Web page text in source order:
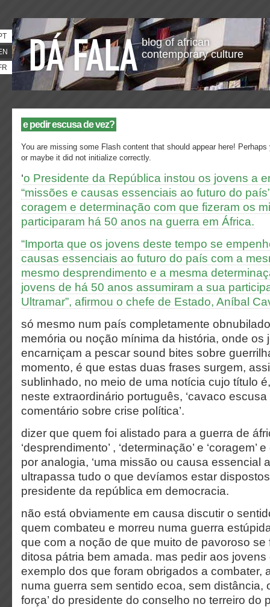
blog of african
contemporary culture
e pedir escusa de vez?
You are missing some Flash content that should appear here!
or maybe it did not initialize correctly.
‘o Presidente da República instou os jovens a
“missões e causas essenciais ao futuro do
coragem e determinação com que fizeram os
participaram há 50 anos na guerra em África.
“Importa que os jovens deste tempo se
causas essenciais ao futuro do país com a
mesmo desprendimento e a mesma
jovens de há 50 anos assumiram a sua
Ultramar”, afirmou o chefe de Estado, Aníbal
só mesmo num país completamente
memória ou noção mínima da história, onde os
encarniçam a pescar sound bites sobre
momento, é que estas duas frases surgem,
sublinhado, no meio de uma notícia cujo título
neste extraordinário português, ‘cavaco
comentário sobre crise política’.
dizer que quem foi alistado para a guerra de
‘desprendimento’ , ‘determinação’ e ‘coragem’
por analogia, ‘uma missão ou causa essencial
ultrapassa tudo o que devíamos estar
presidente da república em democracia.
não está obviamente em causa discutir o
quem combateu e morreu numa guerra
que com a noção de que muito de pavoroso se
ditosa pátria bem amada. mas pedir aos
exemplo dos que foram obrigados a combater,
numa guerra sem sentido ecoa, sem distância,
força’ do presidente do conselho no terreiro do